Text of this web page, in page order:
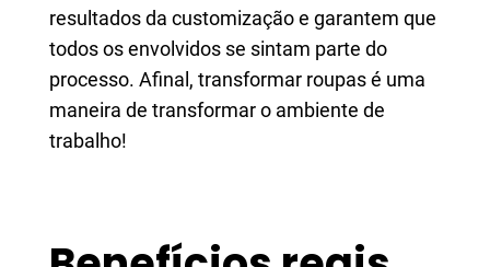
resultados da customização e garantem que
todos os envolvidos se sintam parte do
processo. Afinal, transformar roupas é uma
maneira de transformar o ambiente de
trabalho!